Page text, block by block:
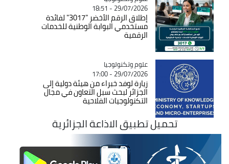
29/07/2026 - 18:51
إطلاق الرقم الأخضر "3017" لفائدة
مستخدمي البوابة الوطنية للخدمات
الرقمية
Catégorie
علوم وتكنولوجيا
29/07/2026 - 17:00
زيارة لوفد خبراء من هيئة دولية إلى
الجزائر لبحث سبل التعاون في مجال
التكنولوجيات الفلاحية
تحميل تطبيق الاذاعة الجزائرية